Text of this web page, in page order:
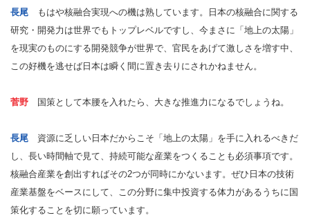
長尾 もはや核融合実現への機は熟しています。日本の核融合に関する
研究・開発力は世界でもトップレベルですし、今まさに「地上の太陽」
を現実のものにする開発競争が世界で、官民をあげて激しさを増す中、
この好機を逃せば日本は瞬く間に置き去りにされかねません。
菅野 国策として本腰を入れたら、大きな推進力になるでしょうね。
長尾 資源に乏しい日本だからこそ「地上の太陽」を手に入れるべきだ
し、長い時間軸で見て、持続可能な産業をつくることも必須事項です。
核融合産業を創出すればその2つが同時にかないます。ぜひ日本の技術
産業基盤をベースにして、この分野に集中投資する体力があるうちに国
策化することを切に願っています。